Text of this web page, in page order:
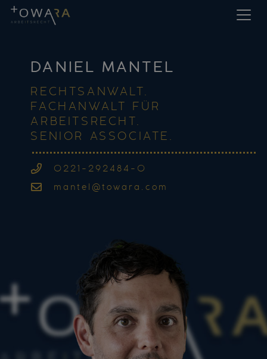
DANIEL MANTEL
RECHTSANWALT.
FACHANWALT FÜR
ARBEITSRECHT.
SENIOR ASSOCIATE.
0221-292484-0
mantel@towara.com